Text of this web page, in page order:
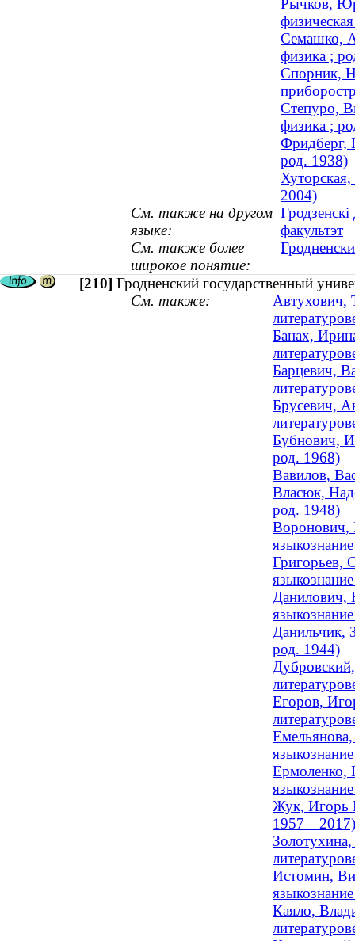
Рычков,
Семашко,
физика ;
Спорник,
Степуро,
физика ;
Фридберг,
род. 1938)
2004)
См. также на другом
языке:
факультэт
См. также более
широкое понятие:
[210] Гродненский государственный
См. также:
Автухович,
Банах,
Барцевич,
Брусевич,
Бубнович,
род. 1968)
Вавилов,
Власюк,
род. 1948)
Воронович,
Григорьев,
Данилович,
Данильчик,
род. 1944)
Егоров,
Емельянова,
Ермоленко,
Жук, Игорь
1957—2017)
Истомин,
Каяло,